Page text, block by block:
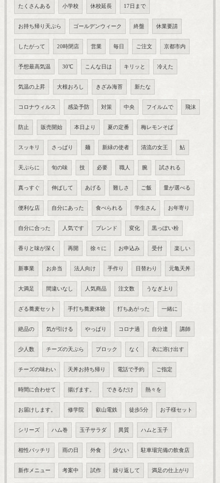
たくさんある 小学校 休校延長 17日まで
お持ち帰り天ぷら ゴールデンウィーク 終盤 休業要請
したがって 20時閉店 営業 毎日 ご注文 京都市内
予想最高気温 30℃ こんな日は キリッと 冷えた
気温の上昇 大根おろし きざみ海苔 新たな
コロナウィルス 感染予防 対策 中央 フイルムで 飛沫
防止 販売開始 本日より 夏の定番 梅レモンそば
スッキリ さっぱり 麺 新緑の使者 清流の女王 鮎
天ぷらに 旬の味 技 必要 職人 腕 試される
真っすぐ 伸ばして あげる 難しさ ご飯 量が選べる
便利な店 自分にあった 食べられる 学生さん お年寄り
自分に合った 人気です ブレンド 変化 黒っぽい粉
香りと味が深く 再開 徐々に お申込み 受付 楽しい
新事業 お弁当 法人向け 手作り 日替わり 元亀天丼
大満足 間違いなし 人気商品 注文数 うなぎ上り
ざる蕎麦セット 手打ち蕎麦体験 打ちあがった 一緒に
絶品の 気が引ける やっぱり コロナ過 自分達 講師
少人数 チーズの天ぷら ブロック なく 衣に溶け出す
チーズの味わい 天丼お持ち帰り 電話で予約 ご指定
時間に合わせて 揚げます。 できるだけ 熱々を
お届けします。 修学院 叡山電鉄 徒歩5分 お子様セット
シリーズ ハム巻 玉子サラダ 異質 ハムと玉子
相性バッチリ 雨の日 外食 少ない 駐車場完備の飲食店
新作メニュー 考案中 試作 繰り返して 満足の仕上がり